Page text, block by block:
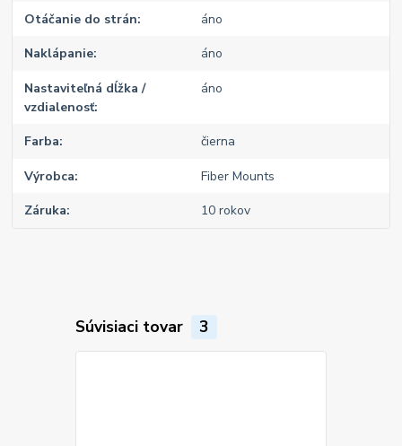
Otáčanie do strán áno
Naklápanie áno
Nastaviteľná dĺžka /
vzdialenosť
áno
Farba čierna
Výrobca Fiber Mounts
Záruka 10 rokov
Súvisiaci tovar 3